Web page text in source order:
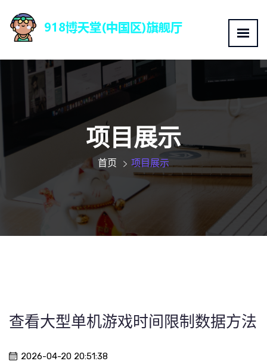
项目展示
首页 项目展示
查看大型单机游戏时间限制数据方法
2026-04-20 20:51:38